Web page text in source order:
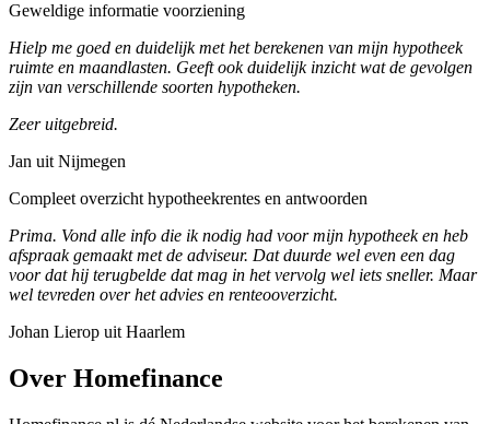
Geweldige informatie voorziening
Hielp me goed en duidelijk met het berekenen van mijn hypotheek
ruimte en maandlasten. Geeft ook duidelijk inzicht wat de gevolgen
zijn van verschillende soorten hypotheken.
Zeer uitgebreid.
Jan uit Nijmegen
Compleet overzicht hypotheekrentes en antwoorden
Prima. Vond alle info die ik nodig had voor mijn hypotheek en heb
afspraak gemaakt met de adviseur. Dat duurde wel even een dag
voor dat hij terugbelde dat mag in het vervolg wel iets sneller. Maar
wel tevreden over het advies en renteooverzicht.
Johan Lierop uit Haarlem
Over Homefinance